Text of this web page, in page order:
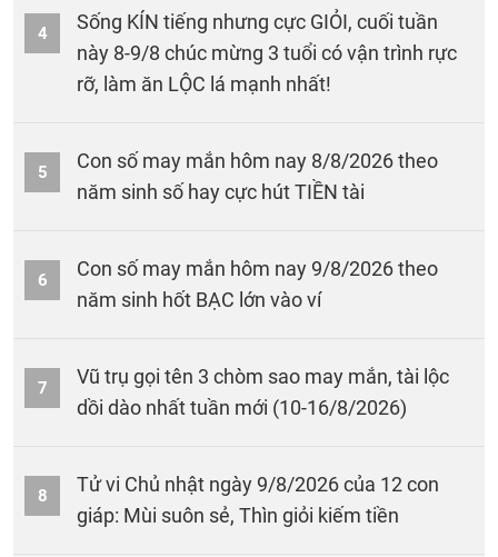
4
Sống KÍN tiếng nhưng cực GIỎI, cuối tuần
này 8-9/8 chúc mừng 3 tuổi có vận trình rực
rỡ, làm ăn LỘC lá mạnh nhất!
5
Con số may mắn hôm nay 8/8/2026 theo
năm sinh số hay cực hút TIỀN tài
6
Con số may mắn hôm nay 9/8/2026 theo
năm sinh hốt BẠC lớn vào ví
7
Vũ trụ gọi tên 3 chòm sao may mắn, tài lộc
dồi dào nhất tuần mới (10-16/8/2026)
8
Tử vi Chủ nhật ngày 9/8/2026 của 12 con
giáp: Mùi suôn sẻ, Thìn giỏi kiếm tiền